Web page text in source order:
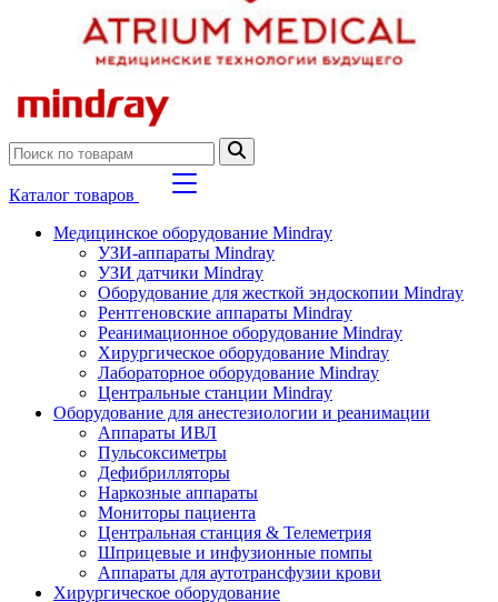
Каталог товаров
Медицинское оборудование Mindray
УЗИ-аппараты Mindray
УЗИ датчики Mindray
Оборудование для жесткой эндоскопии Mindray
Рентгеновские аппараты Mindray
Реанимационное оборудование Mindray
Хирургическое оборудование Mindray
Лабораторное оборудование Mindray
Центральные станции Mindray
Оборудование для анестезиологии и реанимации
Аппараты ИВЛ
Пульсоксиметры
Дефибрилляторы
Наркозные аппараты
Мониторы пациента
Центральная станция & Телеметрия
Шприцевые и инфузионные помпы
Аппараты для аутотрансфузии крови
Хирургическое оборудование